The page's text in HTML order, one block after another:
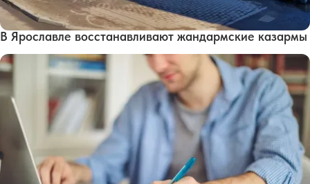
В Ярославле восстанавливают жандармские казармы